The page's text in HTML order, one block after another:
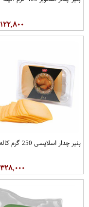
۱۲۲,۸۰۰
پنیر چدار اسلایسی 250 گرم کاله
۳۲۸,۰۰۰